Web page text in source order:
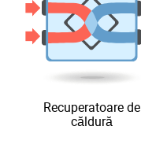
Recuperatoare de
căldură